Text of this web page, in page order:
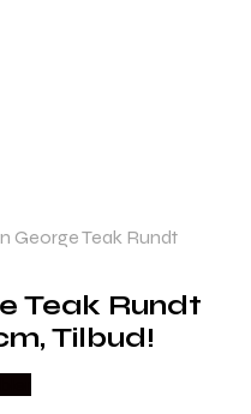
George Teak Rundt
Teak Rundt
Tilbud!